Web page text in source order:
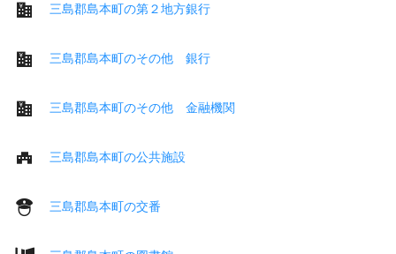
三島郡島本町の第２地方銀行
三島郡島本町のその他 銀行
三島郡島本町のその他 金融機関
三島郡島本町の公共施設
三島郡島本町の交番